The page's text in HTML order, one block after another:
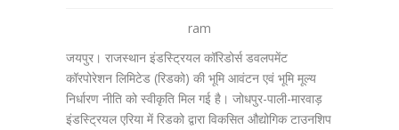
ram
जयपुर। राजस्थान इंडस्ट्रियल कॉरिडोर्स डवलपमेंट
कॉरपोरेशन लिमिटेड (रिडको) की भूमि आवंटन एवं भूमि मूल्य
निर्धारण नीति को स्वीकृति मिल गई है। जोधपुर-पाली-मारवाड़
इंडस्ट्रियल एरिया में रिडको द्वारा विकसित औद्योगिक टाउनशिप